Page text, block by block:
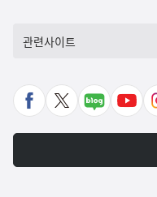
관련사이트
페
북
X
가
네
포
유
바